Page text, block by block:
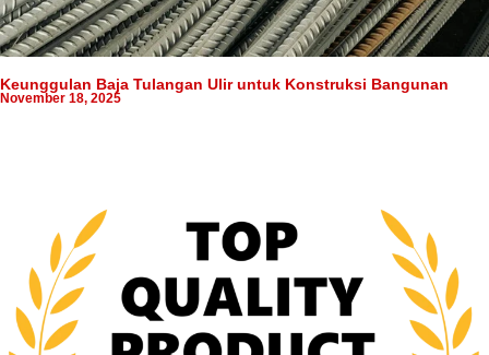
Keunggulan Baja Tulangan Ulir untuk Konstruksi Bangunan
November 18, 2025